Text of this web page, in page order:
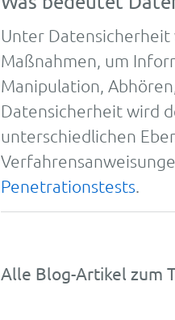
Unter
Maßnahmen, um
Manipulation,
Datensicherheit wird
unterschiedlichen
Penetrationstests
Alle Blog-Artikel zum